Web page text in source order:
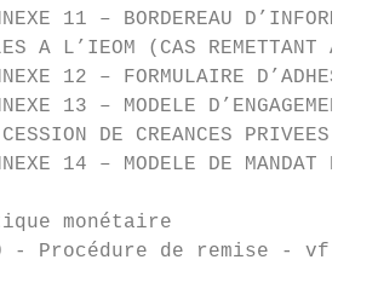
11 – BORDEREAU
A L’IEOM (CAS
12 – FORMULAIRE
13 – MODELE D’ENGAGEMENTS
LA CESSION DE
14 – MODELE DE MANDAT
monétaire
- Procédure de